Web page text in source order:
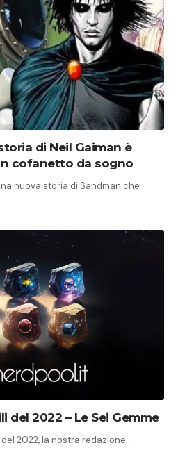
di Neil Gaiman è
cofanetto da sogno
nuova storia di Sandman che
del 2022 – Le Sei Gemme
2022, la nostra redazione…